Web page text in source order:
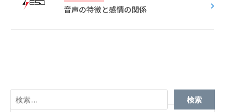
音声の特徴と感情の関係
検